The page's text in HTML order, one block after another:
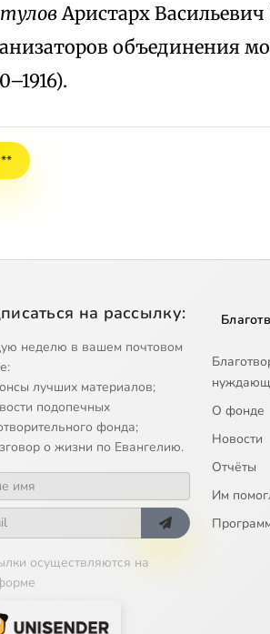
Аристарх
объединения
на рассылку:
неделю в вашем почтовом
лучших материалов;
подопечных
фонда;
о жизни по Евангелию.
осуществляются на
О фонде
Новости
Отчёты
Им